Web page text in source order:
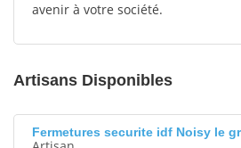
avenir à votre société.
Artisans Disponibles
Fermetures securite idf Noisy le